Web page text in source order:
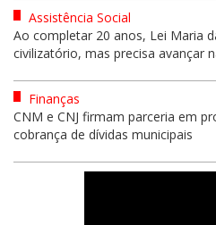
Assistência Social
Ao completar 20 anos, Lei Maria
civilizatório, mas precisa avançar
Finanças
CNM e CNJ firmam parceria em
cobrança de dívidas municipais